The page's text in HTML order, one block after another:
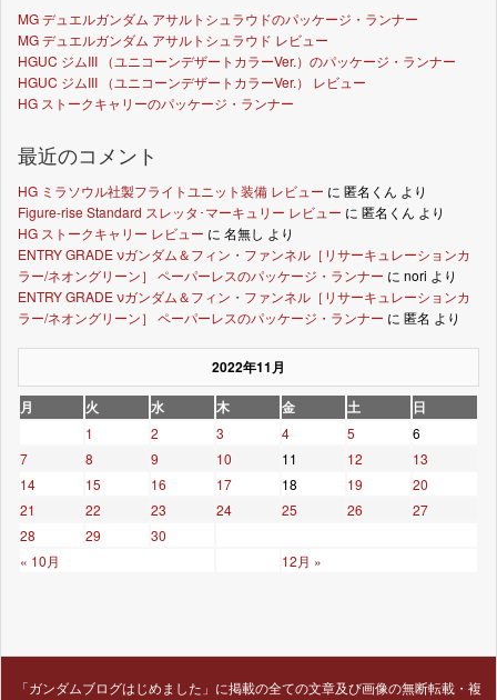
MG デュエルガンダム アサルトシュラウドのパッケージ・ランナー
MG デュエルガンダム アサルトシュラウド レビュー
HGUC ジムIII （ユニコーンデザートカラーVer.）のパッケージ・ランナー
HGUC ジムIII （ユニコーンデザートカラーVer.） レビュー
HG ストークキャリーのパッケージ・ランナー
最近のコメント
HG ミラソウル社製フライトユニット装備 レビュー に 匿名くん より
Figure-rise Standard スレッタ･マーキュリー レビュー に 匿名くん より
HG ストークキャリー レビュー に 名無し より
ENTRY GRADE νガンダム＆フィン・ファンネル［リサーキュレーションカ
ラー/ネオングリーン］ ペーパーレスのパッケージ・ランナー に nori より
ENTRY GRADE νガンダム＆フィン・ファンネル［リサーキュレーションカ
ラー/ネオングリーン］ ペーパーレスのパッケージ・ランナー に 匿名 より
2022年11月
月
火 水 木 金 土 日
« 10月 12月 »
1 2 3 4 5
6
7
8 9 10 11 12
13
14
15 16 17 18 19
20
21
22 23 24 25 26
27
28
29 30
「ガンダムブログはじめました」に掲載の全ての文章及び画像の無断転載・複